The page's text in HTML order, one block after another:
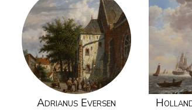
Adrianus Eversen